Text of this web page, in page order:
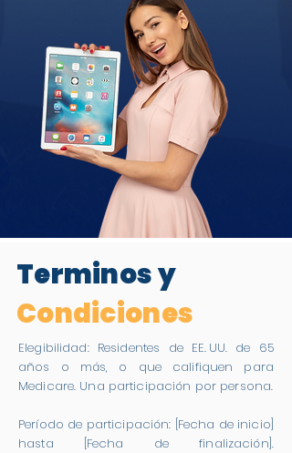
Terminos y
Condiciones
Elegibilidad: Residentes de EE. UU. de 65
años o más, o que califiquen para
Medicare. Una participación por persona.
Período de participación: [Fecha de inicio]
hasta [Fecha de finalización].